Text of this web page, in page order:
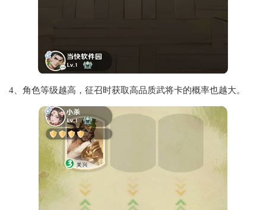
4、角色等级越高，征召时获取高品质武将卡的概率也越大。